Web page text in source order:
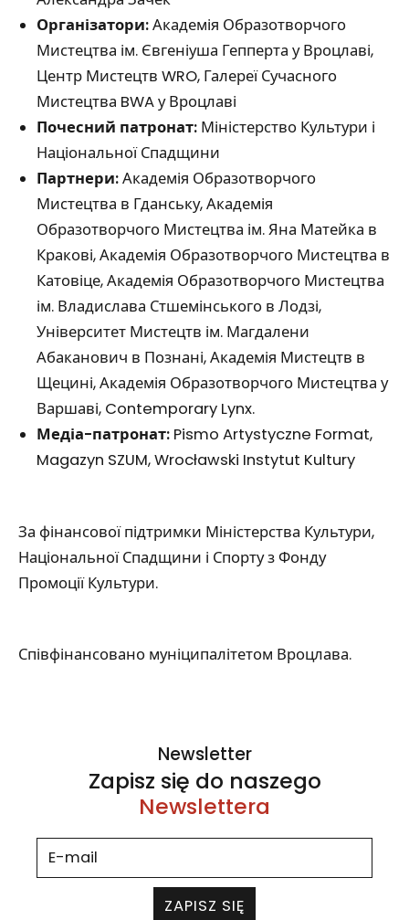
Організатори:Академія Образотворчого
Мистецтва ім. Євгеніуша Гепперта у Вроцлаві,
Центр Мистецтв WRO, Галереї Сучасного
Мистецтва BWA у Вроцлаві
Почесний патронат: Міністерство Культури і
Національної Спадщини
Партнери:Академія Образотворчого
Мистецтва в Гданську, Академія
Образотворчого Мистецтва ім. Яна Матейка в
Кракові, Академія Образотворчого Мистецтва в
Катовіце, Академія Образотворчого Мистецтва
ім. Владислава Стшемінського в Лодзі,
Університет Мистецтв ім. Магдалени
Абаканович в Познані, Академія Мистецтв в
Щецині, Академія Образотворчого Мистецтва у
Варшаві, Contemporary Lynx.
Медіа-патронат: Pismo Artystyczne Format,
Magazyn SZUM, Wrocławski Instytut Kultury
За фінансової підтримки Міністерства Культури,
Національної Спадщини і Спорту з Фонду
Промоції Культури.
Співфінансовано муніципалітетом Вроцлава.
Newsletter
Zapisz się do naszego
Newslettera
ZAPISZ SIĘ